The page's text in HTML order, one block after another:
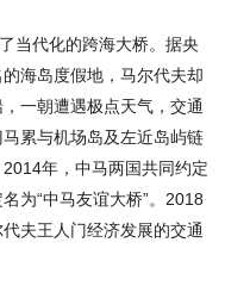
当代化的跨海大桥。据央
海岛度假地，马尔代夫却
一朝遭遇极点天气，交通
累与机场岛及左近岛屿链
年，中马两国共同约定
为“中马友谊大桥”。2018
夫王人门经济发展的交通